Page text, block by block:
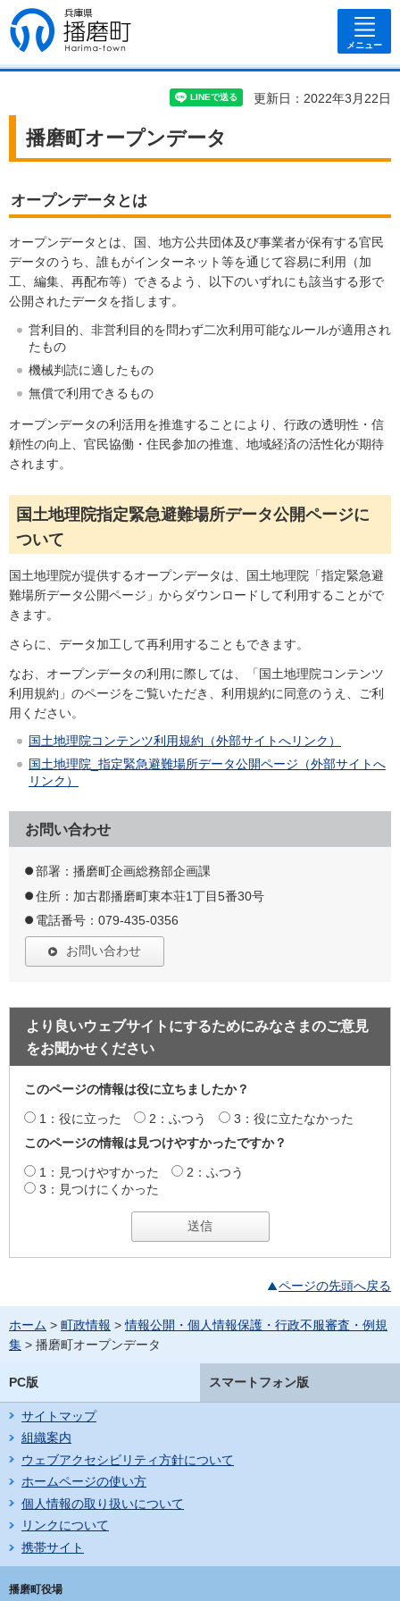
兵庫県 播磨
町
メニュー
更新日：2022年3月22日
播磨町オープンデータ
オープンデータとは
オープンデータとは、国、地方公共団体及び事業者が保有する官民
データのうち、誰もがインターネット等を通じて容易に利用（加
工、編集、再配布等）できるよう、以下のいずれにも該当する形で
公開されたデータを指します。
営利目的、非営利目的を問わず二次利用可能なルールが適用され
たもの
機械判読に適したもの
無償で利用できるもの
オープンデータの利活用を推進することにより、行政の透明性・信
頼性の向上、官民協働・住民参加の推進、地域経済の活性化が期待
されます。
国土地理院指定緊急避難場所データ公開ページに
ついて
国土地理院が提供するオープンデータは、国土地理院「指定緊急避
難場所データ公開ページ」からダウンロードして利用することがで
きます。
さらに、データ加工して再利用することもできます。
なお、オープンデータの利用に際しては、「国土地理院コンテンツ
利用規約」のページをご覧いただき、利用規約に同意のうえ、ご利
用ください。
国土地理院コンテンツ利用規約（外部サイトへリンク）
国土地理院_指定緊急避難場所データ公開ページ（外部サイトへ
リンク）
お問い合わせ
部署：播磨町企画総務部企画課
住所：加古郡播磨町東本荘1丁目5番30号
電話番号：079-435-0356
お問い合わせ
より良いウェブサイトにするためにみなさまのご意見
をお聞かせください
このページの情報は役に立ちましたか？
1：役に立った 2：ふつう
3：役に立たなかった
このページの情報は見つけやすかったですか？
1：見つけやすかった
2：ふつう
3：見つけにくかった
ページの先頭へ戻る
ホーム > 町政情報 >情報公開・個人情報保護・行政不服審査・例規
集 > 播磨町オープンデータ
PC版 スマートフォン版
サイトマップ
組織案内
ウェブアクセシビリティ方針について
ホームページの使い方
個人情報の取り扱いについて
リンクについて
携帯サイト
播磨町役場